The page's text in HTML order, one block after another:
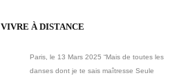
VIVRE À DISTANCE
Paris, le 13 Mars 2025 “Mais de toutes les
danses dont je te sais maîtresse Seule